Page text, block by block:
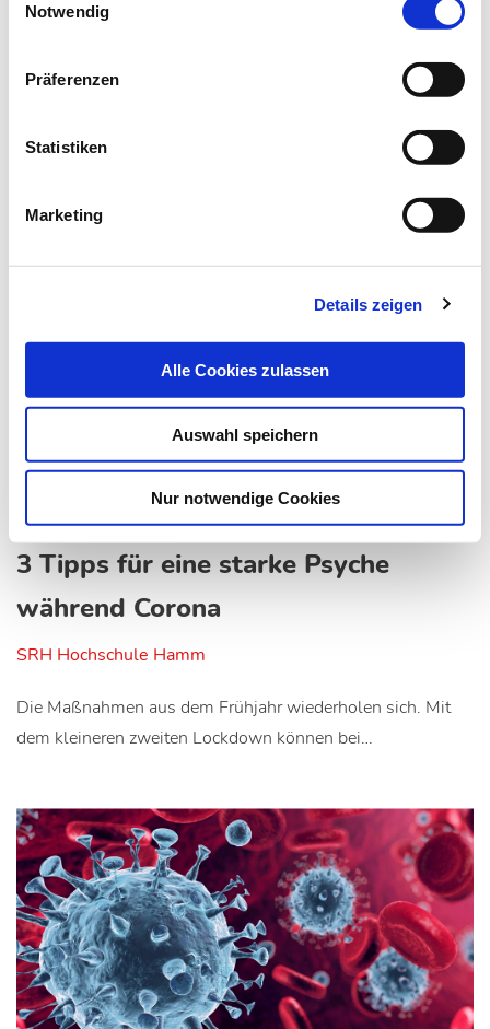
Notwendig
Präferenzen
Statistiken
Marketing
Details zeigen
Alle Cookies zulassen
Auswahl speichern
Nur notwendige Cookies
Regelungen für MTA zusammen
Rahmen der Fürsorgepflicht vor Gefahren…
3 Tipps für eine starke Psyche
während Corona
SRH Hochschule Hamm
Die Maßnahmen aus dem Frühjahr wiederholen sich. Mit
dem kleineren zweiten Lockdown können bei…